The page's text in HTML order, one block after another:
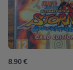
8.90 €